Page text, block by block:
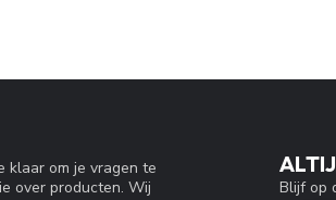
klaar om je vragen te
over producten. Wij
Blijf op